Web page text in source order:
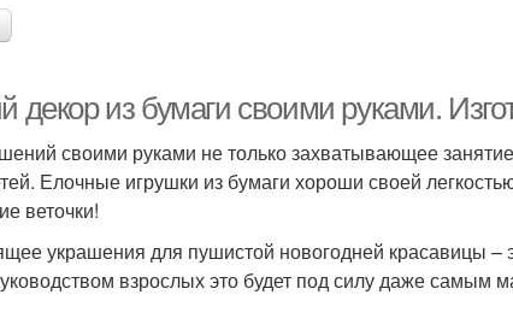
декор из бумаги своими руками.
своими руками не только захватывающее
Елочные игрушки из бумаги хороши своей
веточки!
украшения для пушистой новогодней красавицы –
взрослых это будет под силу даже самым